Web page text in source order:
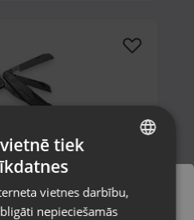
Werkzeug
24 mēneši)
RUSSIAN
tiek
vietnes darbību,
nepieciešamās